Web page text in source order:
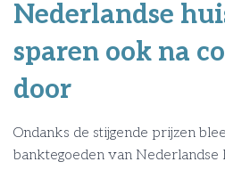
Nederlandse
sparen ook na
door
Ondanks de stijgende prijzen
banktegoeden van Nederlandse